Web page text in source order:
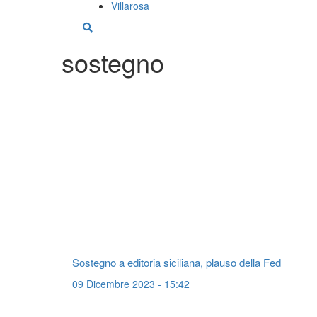
Villarosa
sostegno
Sostegno a editoria siciliana, plauso della Fed
09 Dicembre 2023 - 15:42